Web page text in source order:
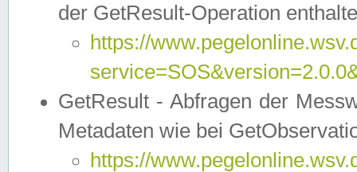
der GetResult-Operation
https://
GetResult - Abfragen der
Metadaten wie bei
https://